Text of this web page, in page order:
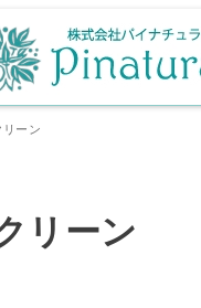
ーン
リーン